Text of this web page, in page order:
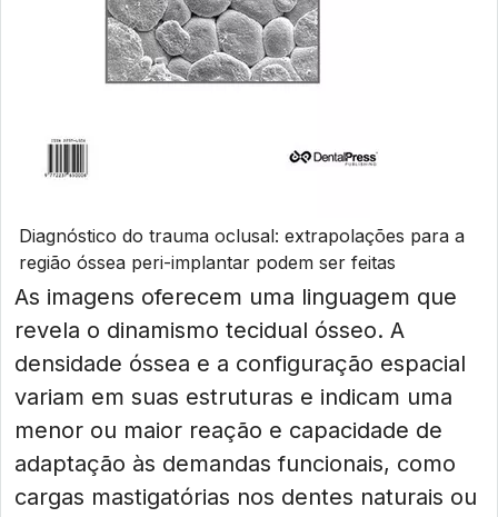
Diagnóstico do trauma oclusal: extrapolações para a
região óssea peri-implantar podem ser feitas
As imagens oferecem uma linguagem que
revela o dinamismo tecidual ósseo. A
densidade óssea e a configuração espacial
variam em suas estruturas e indicam uma
menor ou maior reação e capacidade de
adaptação às demandas funcionais, como
cargas mastigatórias nos dentes naturais ou